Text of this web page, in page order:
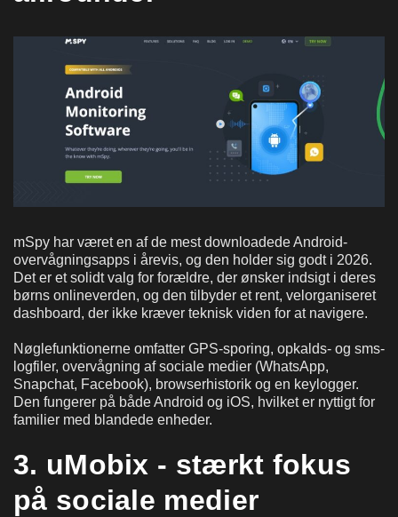
mSpy har været en af de mest downloadede Android-
overvågningsapps i årevis, og den holder sig godt i 2026.
Det er et solidt valg for forældre, der ønsker indsigt i deres
børns onlineverden, og den tilbyder et rent, velorganiseret
dashboard, der ikke kræver teknisk viden for at navigere.
Nøglefunktionerne omfatter GPS-sporing, opkalds- og sms-
logfiler, overvågning af sociale medier (WhatsApp,
Snapchat, Facebook), browserhistorik og en keylogger.
Den fungerer på både Android og iOS, hvilket er nyttigt for
familier med blandede enheder.
3. uMobix - stærkt fokus
på sociale medier